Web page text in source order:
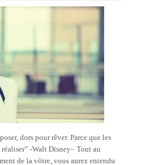
dors pour rêver. Parce que les
-Walt Disney– Tout au
de la vôtre, vous aurez entendu